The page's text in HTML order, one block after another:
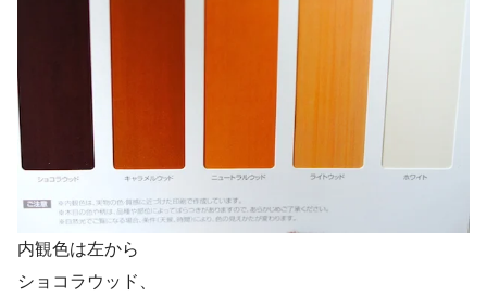
内観色は左から
ショコラウッド、